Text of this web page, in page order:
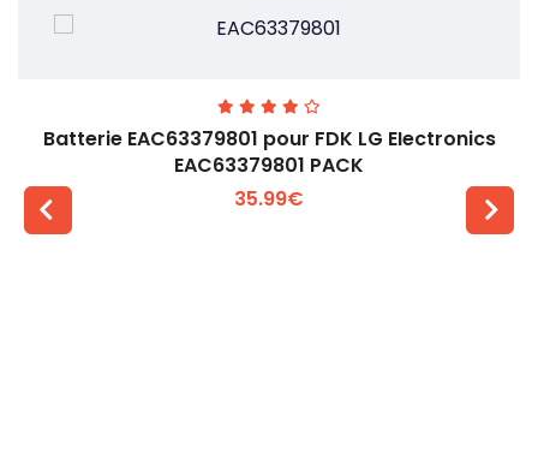
Batterie EAC63379801 pour FDK LG EIectronics
EAC63379801 PACK
35.99€